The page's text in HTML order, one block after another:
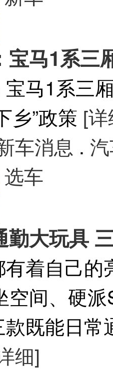
宝马1系三
马1系三
乡”政策 [
车消息 .
选车
勤大玩具
着自己
空间、硬
既能日
细]